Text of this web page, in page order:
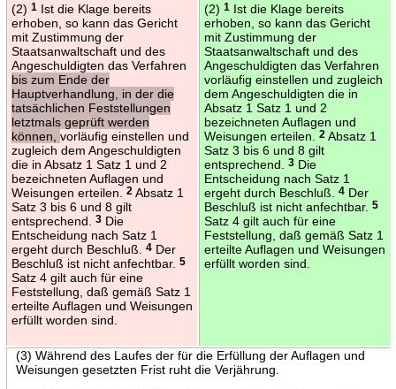
(2) 1Ist die Klage bereits
erhoben, so kann das Gericht
mit Zustimmung der
Staatsanwaltschaft und des
Angeschuldigten das Verfahren
bis zum Ende der
Hauptverhandlung, in der die
tatsächlichen Feststellungen
letztmals geprüft werden
können, vorläufig einstellen und
zugleich dem Angeschuldigten
die in Absatz 1 Satz 1 und 2
bezeichneten Auflagen und
Weisungen erteilen.
2Absatz 1
Satz 3 bis 6 und 8 gilt
entsprechend.
3Die
Entscheidung nach Satz 1
ergeht durch Beschluß.
4Der
Beschluß ist nicht anfechtbar. 5
Satz 4 gilt auch für eine
Feststellung, daß gemäß Satz 1
erteilte Auflagen und Weisungen
erfüllt worden sind.
(2) 1Ist die Klage bereits
erhoben, so kann das Gericht
mit Zustimmung der
Staatsanwaltschaft und des
Angeschuldigten das Verfahren
vorläufig einstellen und zugleich
dem Angeschuldigten die in
Absatz 1 Satz 1 und 2
bezeichneten Auflagen und
Weisungen erteilen.
2Absatz 1
Satz 3 bis 6 und 8 gilt
entsprechend.
3Die
Entscheidung nach Satz 1
ergeht durch Beschluß.
4Der
Beschluß ist nicht anfechtbar. 5
Satz 4 gilt auch für eine
Feststellung, daß gemäß Satz 1
erteilte Auflagen und Weisungen
erfüllt worden sind.
(3) Während des Laufes der für die Erfüllung der Auflagen und
Weisungen gesetzten Frist ruht die Verjährung.